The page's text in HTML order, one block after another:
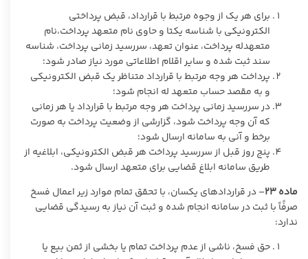
برای هر یک از وجوه مرتبط با قرارداد، قبض پرداختی
الکترونیکی با شناسه یکتا و حاوی نام متعهد پرداخت،نام
متعهدله پرداخت، عنوان تعهد، سررسید زمانی پرداخت، شناسه
سند ثبت شده و سایر اقلام اطلاعاتی مورد نیاز صادر شود؛
پرداخت هر وجه مرتبط با قرارداد متناظر یک قبض الکترونیکی
و به مقصد حساب متعهد له انجام شود؛
در سررسید زمانی پرداخت هر وجه مرتبط با قرارداد یا هر زمانی
که آن وجه پرداخت شود، گزارشی از وضعیت پرداخت به صورت
برخط و آنی به سامانه ارسال شود؛
پنج روز قبل از سررسید پرداخت هر قبض الکترونیکی، ابلاغیه از
طریق سامانه ابلاغ قضایی برای متعهد ارسال شود.
ماده۲۳– در قراردادهای یکسان، با تحقق تمام موارد زیر اعمال فسخ
صرفًاً با ثبت در سامانه انجام شده و ثبت آن نیاز به رسیدگی قضایی
ندارد:
حق فسخ، ناشی از عدم پرداخت تمام یا بخشی از ثمن بیع یا